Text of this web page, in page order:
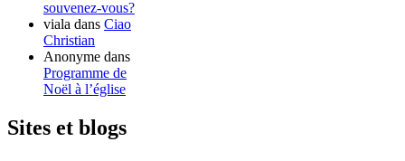
souvenez-vous?
viala dans Ciao
Christian
Anonyme dans
Programme de
Noël à l’église
Sites et blogs